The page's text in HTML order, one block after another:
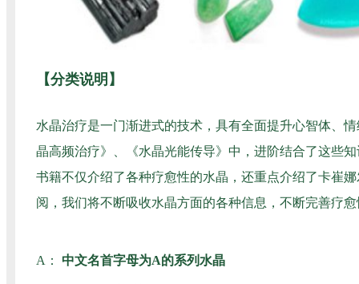
【分类说明】
水晶治疗是一门渐进式的技术，具有全面提升心智体、
晶高频治疗》、《水晶光能传导》中，进阶结合了这些
书籍不仅介绍了各种疗愈性的水晶，还重点介绍了卡崔
阅，我们将不断吸收水晶方面的各种信息，不断完善疗
A： 中文名首字母为A的系列水晶